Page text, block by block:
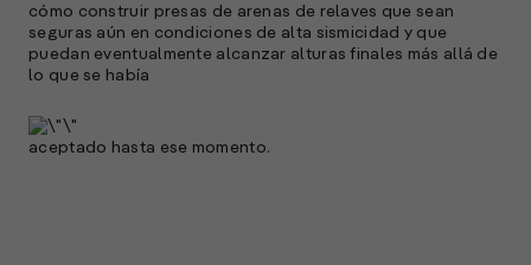
cómo construir presas de arenas de relaves que sean
seguras aún en condiciones de alta sismicidad y que
puedan eventualmente alcanzar alturas finales más allá de
lo que se había
aceptado hasta ese momento.